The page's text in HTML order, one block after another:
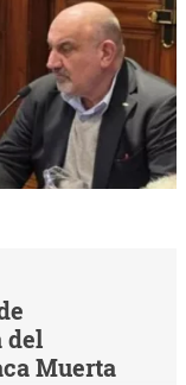
del
Muerta